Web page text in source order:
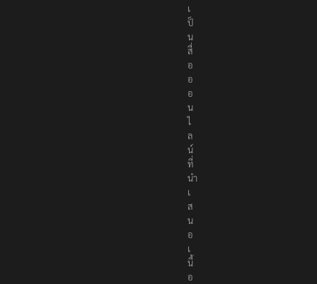
เ
ป็
น
สื่
อ
อ
อ
น
ไ
ล
น์
ที่
นำ
เ
ส
น
อ
เ
นื้
อ